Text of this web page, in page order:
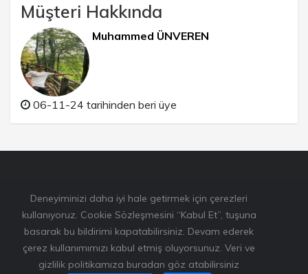
Deneyiminizi daha iyi hale getirmek için çerezleri
kullanıyoruz. Cookie Sözleşmesini “Kabul Et”, tuşuna
basarak bu bildirimi kapatabilirsiniz. Devam ederek
çerez kullanımımızı kabul etmiş oluyorsunuz. Veri ve
gizlilik politikamıza buradan göz atabilirsiniz
Müşteri Hakkında
Muhammed ÜNVEREN
06-11-24 tarihinden beri üye